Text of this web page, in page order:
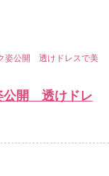
姿公開 透けドレスで美
公開 透けドレ